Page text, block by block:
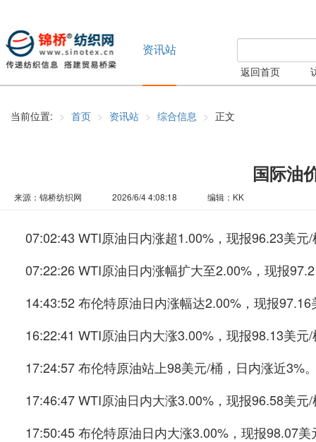
资讯站
返回首页
当前位置: 首页 资讯站 综合信息 正文
国际油
来源：锦桥纺织网 2026/6/4 4:08:18 编辑：KK
07:02:43 WTI原油日内涨超1.00%，现报96.23美元
07:22:26 WTI原油日内涨幅扩大至2.00%，现报
14:43:52 布伦特原油日内涨幅达2.00%，现报97.16
16:22:41 WTI原油日内大涨3.00%，现报98.13美
17:24:57 布伦特原油站上98美元/桶，日内涨近3%
17:46:47 WTI原油日内大涨3.00%，现报96.58美元
17:50:45 布伦特原油日内大涨3.00%，现报98.07